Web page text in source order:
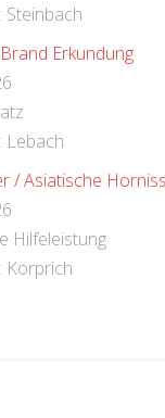
Steinbach
Erkundung
Lebach
/ Asiatische
Hilfeleistung
Körprich